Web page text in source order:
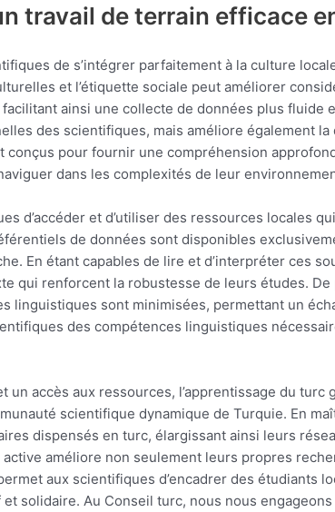
travail de terrain efficace
de s’intégrer parfaitement à la culture
et l’étiquette sociale peut améliorer
ainsi une collecte de données plus fluide
des scientifiques, mais améliore également
pour fournir une compréhension
dans les complexités de leur
d’accéder et d’utiliser des ressources locales
de données sont disponibles
En étant capables de lire et d’interpréter ces
qui renforcent la robustesse de leurs études.
linguistiques sont minimisées, permettant un
des compétences linguistiques
accès aux ressources, l’apprentissage du
scientifique dynamique de Turquie. En
dispensés en turc, élargissant ainsi leurs
améliore non seulement leurs propres
aux scientifiques d’encadrer des étudiants
solidaire. Au Conseil turc, nous nous